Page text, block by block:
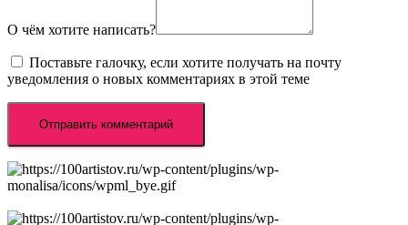
О чём хотите написать?
Поставьте галочку, если хотите получать на почту
уведомления о новых комментариях в этой теме